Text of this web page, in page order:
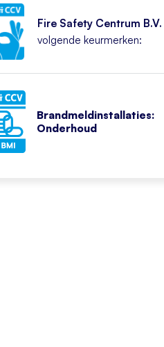
Fire Safety Centrum B.V.
volgende keurmerken:
Brandmeldinstallaties:
Onderhoud